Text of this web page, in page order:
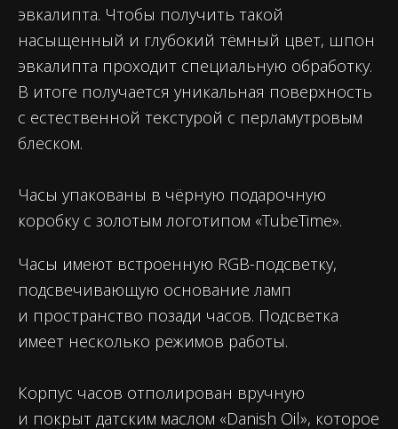
эвкалипта. Чтобы получить такой
насыщенный и глубокий тёмный цвет, шпон
эвкалипта проходит специальную обработку.
В итоге получается уникальная поверхность
с естественной текстурой с перламутровым
блеском.
Часы упакованы в чёрную подарочную
коробку с золотым логотипом «TubeTime».
Часы имеют встроенную RGB-подсветку,
подсвечивающую основание ламп
и пространство позади часов. Подсветка
имеет несколько режимов работы.
Корпус часов отполирован вручную
и покрыт датским маслом «Danish Oil», которое